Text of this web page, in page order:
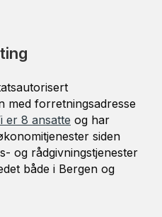
med forretningsadresse
er 8 ansatte og har
siden
og rådgivningstjenester
både i Bergen og